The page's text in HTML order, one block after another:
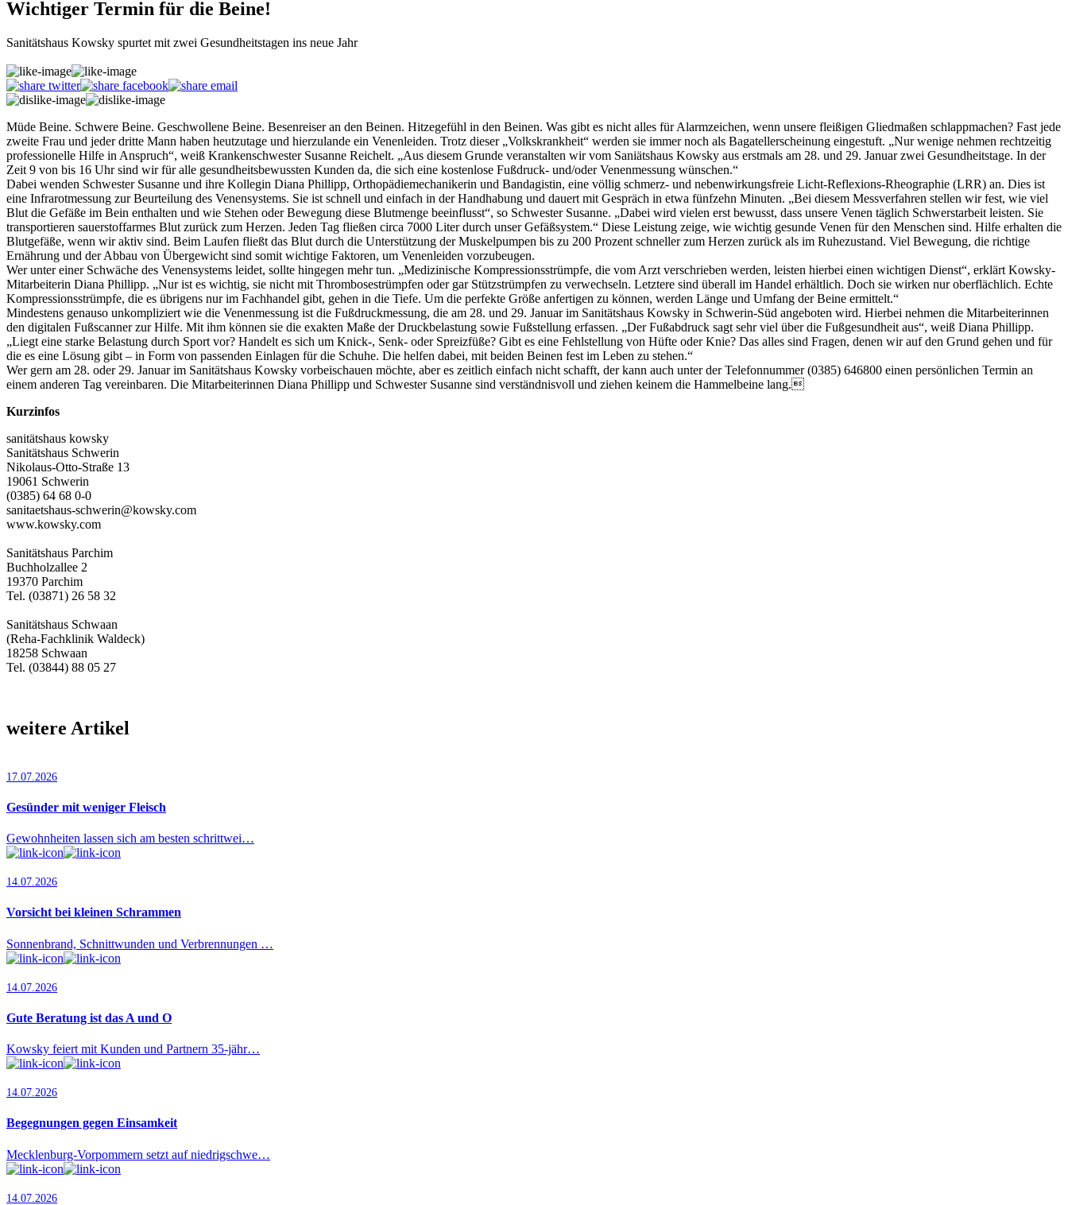
Wichtiger Termin für die Beine!
Sanitätshaus Kowsky spurtet mit zwei Gesundheitstagen ins neue Jahr
Müde Beine. Schwere Beine. Geschwollene Beine. Besenreiser an den Beinen. Hitzegefühl in den Beinen. Was gibt es nicht alles für Alarmzeichen, wenn unsere fleißigen Gliedmaßen schlappmachen? Fast jede
zweite Frau und jeder dritte Mann haben heutzutage und hierzulande ein Venenleiden. Trotz dieser „Volkskrankheit“ werden sie immer noch als Bagatellerscheinung eingestuft. „Nur wenige nehmen rechtzeitig
professionelle Hilfe in Anspruch“, weiß Krankenschwester Susanne Reichelt. „Aus diesem Grunde veranstalten wir vom Saniätshaus Kowsky aus erstmals am 28. und 29. Januar zwei Gesundheitstage. In der
Zeit 9 von bis 16 Uhr sind wir für alle gesundheitsbewussten Kunden da, die sich eine kostenlose Fußdruck- und/oder Venenmessung wünschen.“
Dabei wenden Schwester Susanne und ihre Kollegin Diana Phillipp, Orthopädiemechanikerin und Bandagistin, eine völlig schmerz- und nebenwirkungsfreie Licht-Reflexions-Rheographie (LRR) an. Dies ist
eine Infrarotmessung zur Beurteilung des Venensystems. Sie ist schnell und einfach in der Handhabung und dauert mit Gespräch in etwa fünfzehn Minuten. „Bei diesem Messverfahren stellen wir fest, wie viel
Blut die Gefäße im Bein enthalten und wie Stehen oder Bewegung diese Blutmenge beeinflusst“, so Schwester Susanne. „Dabei wird vielen erst bewusst, dass unsere Venen täglich Schwerstarbeit leisten. Sie
transportieren sauerstoffarmes Blut zurück zum Herzen. Jeden Tag fließen circa 7000 Liter durch unser Gefäßsystem.“ Diese Leistung zeige, wie wichtig gesunde Venen für den Menschen sind. Hilfe erhalten die
Blutgefäße, wenn wir aktiv sind. Beim Laufen fließt das Blut durch die Unterstützung der Muskelpumpen bis zu 200 Prozent schneller zum Herzen zurück als im Ruhezustand. Viel Bewegung, die richtige
Ernährung und der Abbau von Übergewicht sind somit wichtige Faktoren, um Venenleiden vorzubeugen.
Wer unter einer Schwäche des Venensystems leidet, sollte hingegen mehr tun. „Medizinische Kompressionsstrümpfe, die vom Arzt verschrieben werden, leisten hierbei einen wichtigen Dienst“, erklärt Kowsky-
Mitarbeiterin Diana Phillipp. „Nur ist es wichtig, sie nicht mit Thrombosestrümpfen oder gar Stützstrümpfen zu verwechseln. Letztere sind überall im Handel erhältlich. Doch sie wirken nur oberflächlich. Echte
Kompressionsstrümpfe, die es übrigens nur im Fachhandel gibt, gehen in die Tiefe. Um die perfekte Größe anfertigen zu können, werden Länge und Umfang der Beine ermittelt.“
Mindestens genauso unkompliziert wie die Venenmessung ist die Fußdruckmessung, die am 28. und 29. Januar im Sanitätshaus Kowsky in Schwerin-Süd angeboten wird. Hierbei nehmen die Mitarbeiterinnen
den digitalen Fußscanner zur Hilfe. Mit ihm können sie die exakten Maße der Druckbelastung sowie Fußstellung erfassen. „Der Fußabdruck sagt sehr viel über die Fußgesundheit aus“, weiß Diana Phillipp.
„Liegt eine starke Belastung durch Sport vor? Handelt es sich um Knick-, Senk- oder Spreizfüße? Gibt es eine Fehlstellung von Hüfte oder Knie? Das alles sind Fragen, denen wir auf den Grund gehen und für
die es eine Lösung gibt – in Form von passenden Einlagen für die Schuhe. Die helfen dabei, mit beiden Beinen fest im Leben zu stehen.“
Wer gern am 28. oder 29. Januar im Sanitätshaus Kowsky vorbeischauen möchte, aber es zeitlich einfach nicht schafft, der kann auch unter der Telefonnummer (0385) 646800 einen persönlichen Termin an
einem anderen Tag vereinbaren. Die Mitarbeiterinnen Diana Phillipp und Schwester Susanne sind verständnisvoll und ziehen keinem die Hammelbeine lang.
Kurzinfos
sanitätshaus kowsky
Sanitätshaus Schwerin
Nikolaus-Otto-Straße 13
19061 Schwerin
(0385) 64 68 0-0
sanitaetshaus-schwerin@kowsky.com
www.kowsky.com
Sanitätshaus Parchim
Buchholzallee 2
19370 Parchim
Tel. (03871) 26 58 32
Sanitätshaus Schwaan
(Reha-Fachklinik Waldeck)
18258 Schwaan
Tel. (03844) 88 05 27
weitere Artikel
17.07.2026
Gesünder mit weniger Fleisch
Gewohnheiten lassen sich am besten schrittwei…
14.07.2026
Vorsicht bei kleinen Schrammen
Sonnenbrand, Schnittwunden und Verbrennungen …
14.07.2026
Gute Beratung ist das A und O
Kowsky feiert mit Kunden und Partnern 35-jähr…
14.07.2026
Begegnungen gegen Einsamkeit
Mecklenburg-Vorpommern setzt auf niedrigschwe…
14.07.2026